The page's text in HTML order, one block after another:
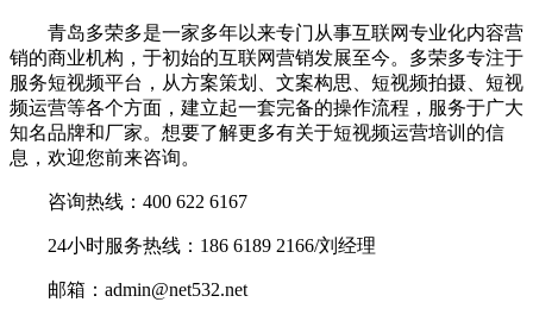
青岛多荣多是一家多年以来专门从事互联网专业化内容营
销的商业机构，于初始的互联网营销发展至今。多荣多专注于
服务短视频平台，从方案策划、文案构思、短视频拍摄、短视
频运营等各个方面，建立起一套完备的操作流程，服务于广大
知名品牌和厂家。想要了解更多有关于短视频运营培训的信
息，欢迎您前来咨询。
咨询热线：400 622 6167
24小时服务热线：186 6189 2166/刘经理
邮箱：admin@net532.net